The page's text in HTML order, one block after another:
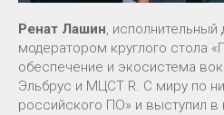
Ренат Лашин,
модератором круглого стола
обеспечение и экосистема
Эльбрус и МЦСТ R. С миру по
российского ПО» и выступил в